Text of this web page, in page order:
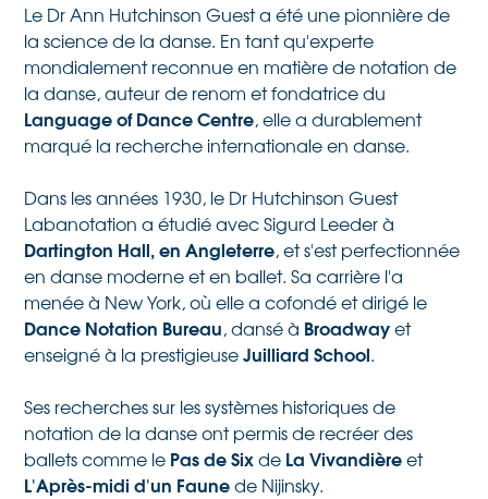
Le Dr Ann Hutchinson Guest a été une pionnière de
la science de la danse. En tant qu'experte
mondialement reconnue en matière de notation de
la danse, auteur de renom et fondatrice du
Language of Dance Centre, elle a durablement
marqué la recherche internationale en danse.
Dans les années 1930, le Dr Hutchinson Guest
Labanotation a étudié avec Sigurd Leeder à
Dartington Hall, en Angleterre, et s'est perfectionnée
en danse moderne et en ballet. Sa carrière l'a
menée à New York, où elle a cofondé et dirigé le
Dance Notation Bureau, dansé à Broadwayet
enseigné à la prestigieuseJuilliard School.
Ses recherches sur les systèmes historiques de
notation de la danse ont permis de recréer des
ballets comme le Pas de Sixde La Vivandièreet
L'Après-midi d'un Faunede Nijinsky.